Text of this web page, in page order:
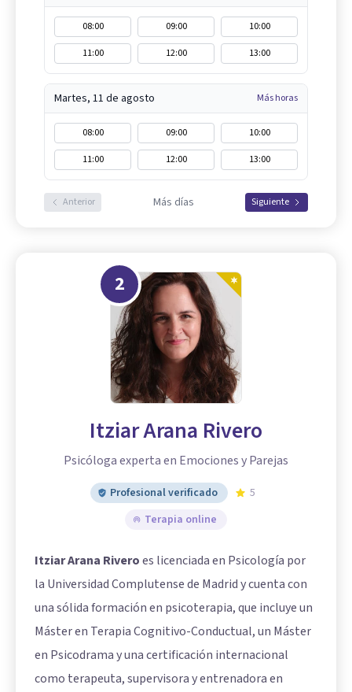
08:00 09:00
10:00
11:00
12:00 13:00
Martes, 11 de agosto Más horas
08:00 09:00
10:00
11:00
12:00 13:00
Anterior Más días Siguiente
2
Itziar Arana Rivero
Psicóloga experta en Emociones y Parejas
Profesional verificado
5
Terapia online
Itziar Arana Riveroes licenciada en Psicología por
la Universidad Complutense de Madrid y cuenta con
una sólida formación en psicoterapia, que incluye un
Máster en Terapia Cognitivo-Conductual, un Máster
en Psicodrama y una certificación internacional
como terapeuta, supervisora y entrenadora en